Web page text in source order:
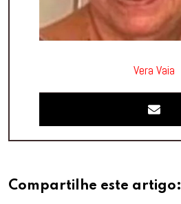
Vera Vaia
Compartilhe este artigo: